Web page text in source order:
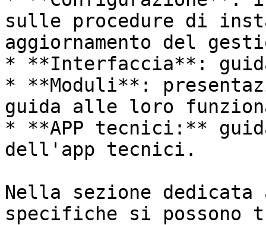
sulle procedure di
aggiornamento del
* **Interfaccia**:
* **Moduli**:
guida alle loro
* **APP tecnici:**
dell'app tecnici.
Nella sezione
specifiche si possono